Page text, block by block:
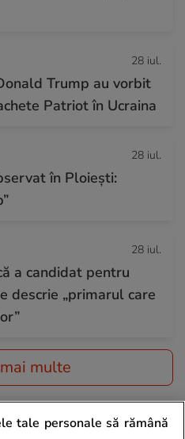
28 iul.
Trump au vorbit
Patriot în Ucraina
28 iul.
în Ploiești:
28 iul.
a candidat pentru
descrie „primarul care
multe
tale personale să rămână